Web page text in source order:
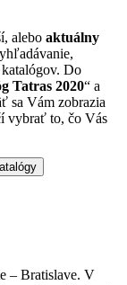
alebo aktuálny
Do
Tatras 2020“ a
sa Vám zobrazia
vybrať to, čo Vás
– Bratislave. V